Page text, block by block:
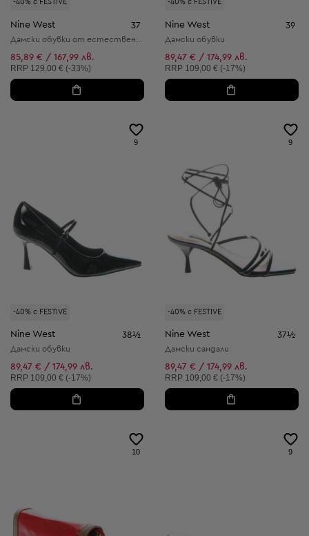
-40% с FESTIVE
Nine West 37
85,89 € / 167,99 лв.
Препоръчителна цена:
RRP 129,00 € (-33%)
-40% с FESTIVE
Nine West 39
Дамски обувки
89,47 € / 174,99 лв.
Препоръчителна цена:
RRP 109,00 € (-17%)
-40% с FESTIVE
9
Nine West 38½
Дамски обувки
89,47 € / 174,99 лв.
Препоръчителна цена:
RRP 109,00 € (-17%)
-40% с FESTIVE
9
Nine West 37½
Дамски сандали
89,47 € / 174,99 лв.
Препоръчителна цена:
RRP 109,00 € (-17%)
10 9